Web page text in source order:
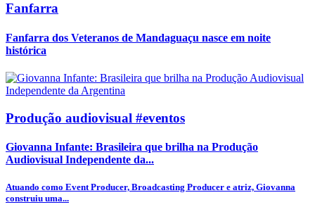
Fanfarra
Fanfarra dos Veteranos de Mandaguaçu nasce em noite
histórica
Produção audiovisual #eventos
Giovanna Infante: Brasileira que brilha na Produção
Audiovisual Independente da...
Atuando como Event Producer, Broadcasting Producer e atriz, Giovanna
construiu uma...